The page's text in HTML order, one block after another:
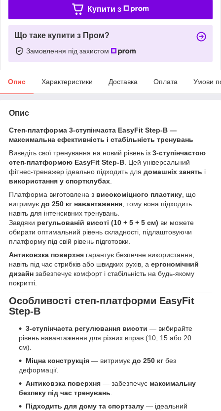
Купити з
Що таке купити з Пром?
Замовлення під захистом
Опис Характеристики Доставка Оплата Умови
Опис
Степ-платформа 3-ступінчаста EasyFit Step-B —
максимальна ефективність і стабільність тренувань
Виведіть свої тренування на новий рівень із 3-ступінчастою
степ-платформою EasyFit Step-B . Цей універсальний
фітнес-тренажер ідеально підходить для домашніх занять і
використання у спортклубах
Платформа виготовлена з високоміцного пластику , що
витримує до 250 кг навантаження , тому вона підходить
навіть для інтенсивних тренувань.
Завдяки регульованій висоті (10 + 5 + 5 см) ви можете
обирати оптимальний рівень складності, підлаштовуючи
платформу під свій рівень підготовки.
Антиковзка поверхня гарантує безпечне використання,
навіть під час стрибків або швидких рухів, а ергономічний
дизайн забезпечує комфорт і стабільність на будь-якому
покритті.
Особливості степ-платформи EasyFit
Step-B
3-ступінчаста регулювання висоти — вибирайте
рівень навантаження для різних вправ (10, 15 або 20
см).
Міцна конструкція — витримує до 250 кг без
деформації.
Антиковзка поверхня — забезпечує максимальну
безпеку під час тренувань.
Підходить для дому та спортзалу — ідеальний